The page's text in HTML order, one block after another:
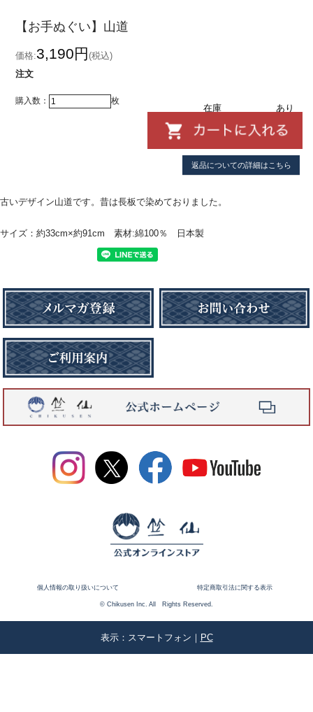
【お手ぬぐい】山道
価格:3,190円(税込)
注文
購入数： 枚
在庫 あり
返品についての詳細はこちら
古いデザイン山道です。昔は長板で染めておりました。
サイズ：約33cm×約91cm 素材:綿100％ 日本製
個人情報の取り扱いについて 特定商取引法に関する表示
© Chikusen Inc. All Rights Reserved.
表示：スマートフォン｜ PC